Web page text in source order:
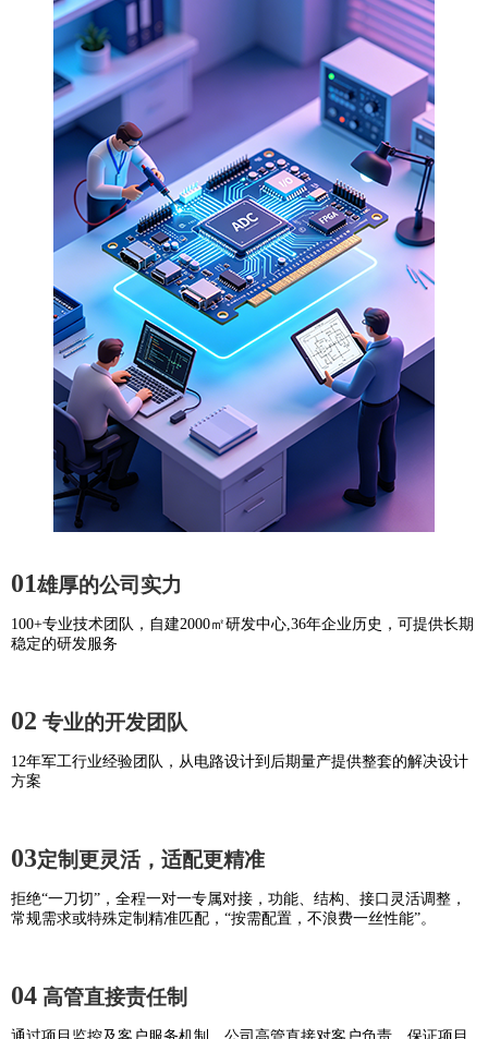
01雄厚的公司实力
100+专业技术团队，自建2000㎡研发中心,36年企业历史，可提供长期
稳定的研发服务
02 专业的开发团队
12年军工行业经验团队，从电路设计到后期量产提供整套的解决设计
方案
03定制更灵活，适配更精准
拒绝“一刀切”，全程一对一专属对接，功能、结构、接口灵活调整，
常规需求或特殊定制精准匹配，“按需配置，不浪费一丝性能”。
04 高管直接责任制